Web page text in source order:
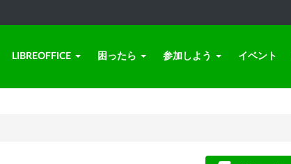
LIBREOFFICE 困ったら 参加しよう イベント